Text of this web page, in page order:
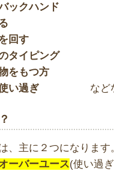
ックハンド
回す
タイピング
をもつ方
使い過ぎ
など
、主に２つになります
ーバーユース(使い過ぎ